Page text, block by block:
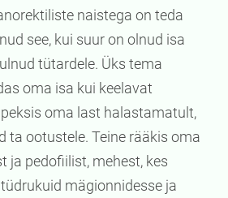
naistega on teda
see, kui suur on olnud isa
tütardele. Üks tema
oma isa kui keelavat
oma last halastamatult,
ta ootustele. Teine rääkis oma
ja pedofiilist, mehest, kes
mägionnidesse ja